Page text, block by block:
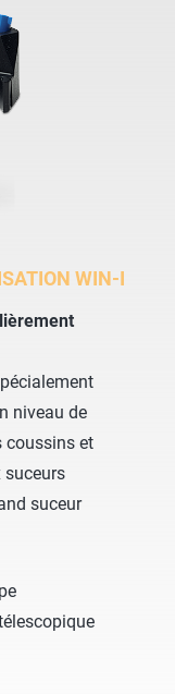
WIN-I
niveau de
coussins et
suceurs
suceur